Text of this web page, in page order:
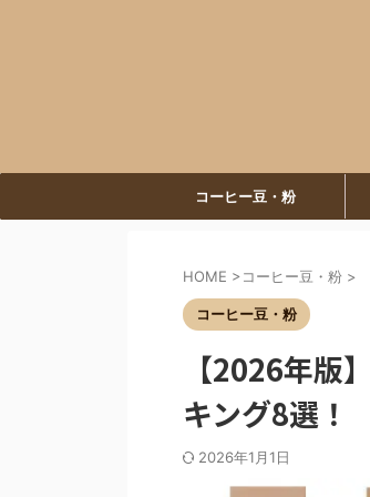
コーヒー豆・粉
HOME >コーヒー豆・粉 >
コーヒー豆・粉
【2026年版
キング8選！
2026年1月1日